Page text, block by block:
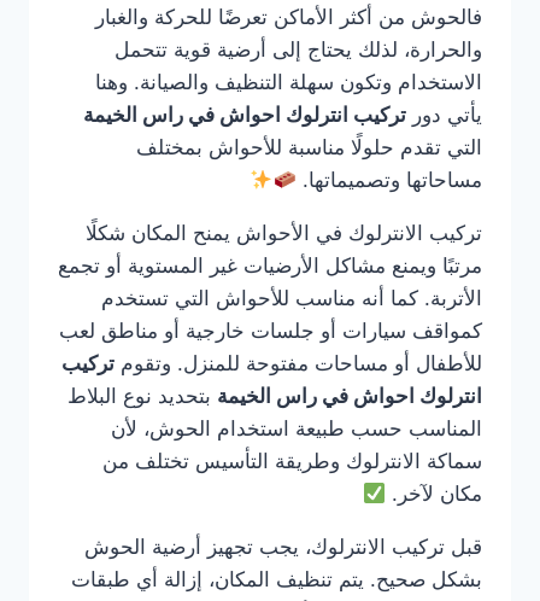
فالحوش من أكثر الأماكن تعرضًا للحركة والغبار
والحرارة، لذلك يحتاج إلى أرضية قوية تتحمل
الاستخدام وتكون سهلة التنظيف والصيانة. وهنا
يأتي دور تركيب انترلوك احواش في راس الخيمة
التي تقدم حلولًا مناسبة للأحواش بمختلف
مساحاتها وتصميماتها.
تركيب الانترلوك في الأحواش يمنح المكان شكلًا
مرتبًا ويمنع مشاكل الأرضيات غير المستوية أو تجمع
الأتربة. كما أنه مناسب للأحواش التي تستخدم
كمواقف سيارات أو جلسات خارجية أو مناطق لعب
للأطفال أو مساحات مفتوحة للمنزل. وتقوم تركيب
انترلوك احواش في راس الخيمة بتحديد نوع البلاط
المناسب حسب طبيعة استخدام الحوش، لأن
سماكة الانترلوك وطريقة التأسيس تختلف من
مكان لآخر.
قبل تركيب الانترلوك، يجب تجهيز أرضية الحوش
بشكل صحيح. يتم تنظيف المكان، إزالة أي طبقات